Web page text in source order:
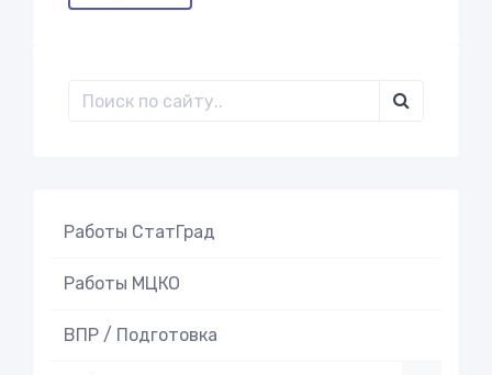
Работы СтатГрад
Работы МЦКО
ВПР / Подготовка